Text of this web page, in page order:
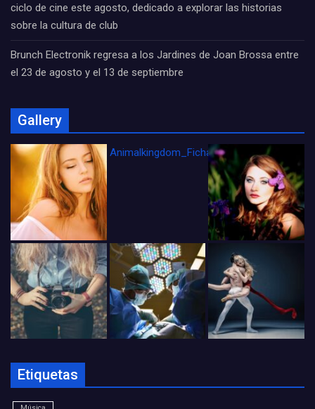
ciclo de cine este agosto, dedicado a explorar las historias
sobre la cultura de club
Brunch Electronik regresa a los Jardines de Joan Brossa entre
el 23 de agosto y el 13 de septiembre
Gallery
Animalkingdom_FichaCine
Etiquetas